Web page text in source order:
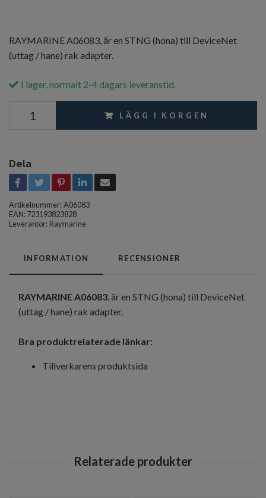
RAYMARINE A06083, är en STNG (hona) till DeviceNet
(uttag / hane) rak adapter.
I lager, normalt 2-4 dagars leveranstid.
LÄGG I KORGEN
Dela
Artikelnummer:A06083
EAN: 723193823828
Leverantör: Raymarine
INFORMATION RECENSIONER
RAYMARINEA06083, är en STNG (hona) till DeviceNet
(uttag / hane) rak adapter.
Bra produktrelaterade länkar:
Tillverkarens produktsida